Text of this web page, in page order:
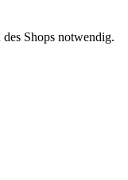
Shops notwendig.